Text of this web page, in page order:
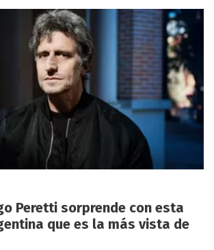
Peretti sorprende con esta
que es la más vista de